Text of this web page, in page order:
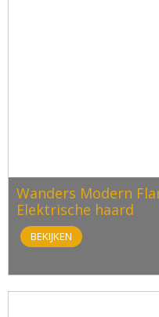
Wanders Modern
Elektrische haard
BEKIJKEN